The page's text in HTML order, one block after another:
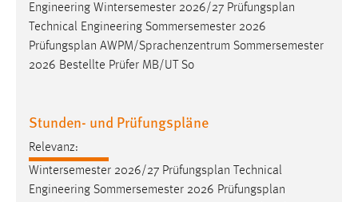
Engineering Wintersemester 2026/27 Prüfungsplan
Technical Engineering Sommersemester 2026
Prüfungsplan AWPM/Sprachenzentrum Sommersemester
2026 Bestellte Prüfer MB/UT So
Stunden- und Prüfungspläne
Relevanz:
Wintersemester 2026/27 Prüfungsplan Technical
Engineering Sommersemester 2026 Prüfungsplan